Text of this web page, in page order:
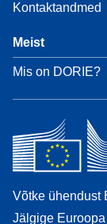
Kontaktandmed
Meist
Mis on DORIE?
Võtke ühendust
Jälgige